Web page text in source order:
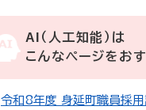
AI（人工知能）は
こんなページをお
令和8年度 身延町職員採用